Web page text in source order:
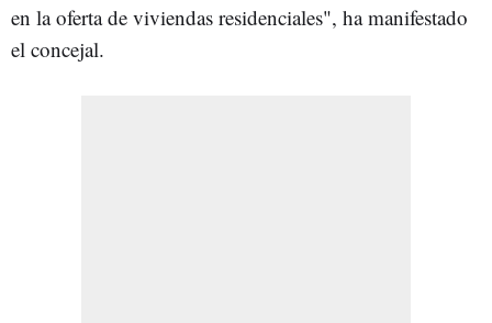
en la oferta de viviendas residenciales", ha manifestado
el concejal.